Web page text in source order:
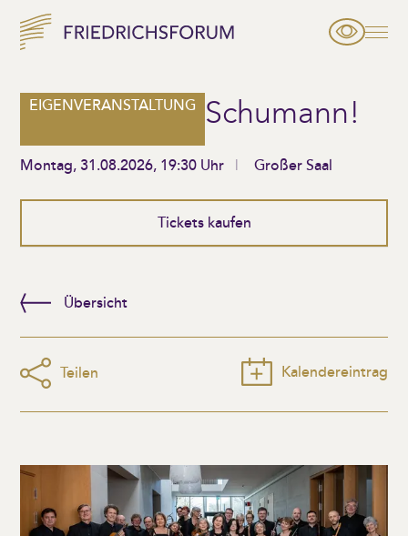
EIGENVERANSTALTUNG Schumann!
Montag, 31.08.2026, 19:30 Uhr Großer Saal
Tickets kaufen
Übersicht
Teilen Kalendereintrag